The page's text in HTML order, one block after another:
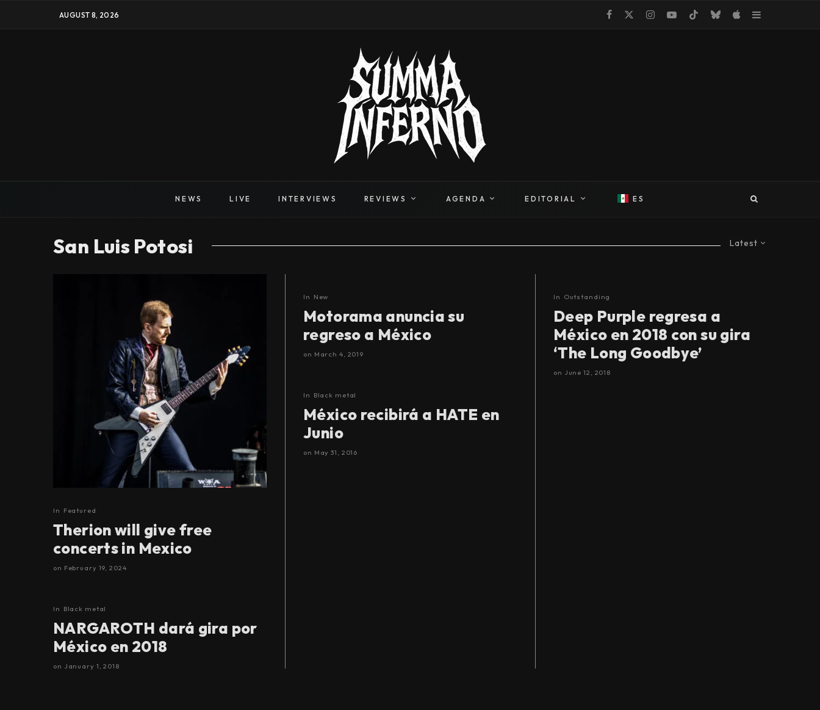
AUGUST 8, 2026
NEWS LIVE INTERVIEWS REVIEWS AGENDA EDITORIAL ES
Latest
San Luis Potosi
In Featured
Therion will give free
concerts in Mexico
on February 19, 2024
In Black metal
NARGAROTH dará gira por
México en 2018
on January 1, 2018
In New
Motorama anuncia su
regreso a México
on March 4, 2019
In Black metal
México recibirá a HATE en
Junio
on May 31, 2016
In Outstanding
Deep Purple regresa a
México en 2018 con su gira
‘The Long Goodbye’
on June 12, 2018